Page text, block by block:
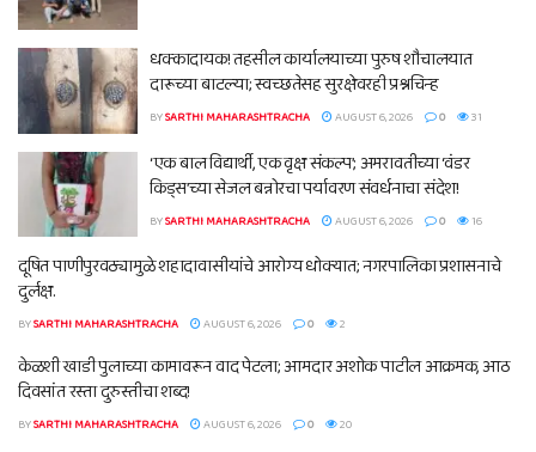
धक्कादायक! तहसील कार्यालयाच्या पुरुष शौचालयात
दारूच्या बाटल्या; स्वच्छतेसह सुरक्षेवरही प्रश्नचिन्ह
BYSARTHI MAHARASHTRACHA AUGUST 6, 2026 0 31
‘एक बाल विद्यार्थी, एक वृक्ष संकल्प’; अमरावतीच्या ‘वंडर
किड्स’च्या सेजल बन्नोरचा पर्यावरण संवर्धनाचा संदेश!
BYSARTHI MAHARASHTRACHA AUGUST 6, 2026 0 16
दूषित पाणीपुरवठ्यामुळे शहादावासीयांचे आरोग्य धोक्यात; नगरपालिका प्रशासनाचे
दुर्लक्ष.
BYSARTHI MAHARASHTRACHA AUGUST 6, 2026 0 2
केळशी खाडी पुलाच्या कामावरून वाद पेटला; आमदार अशोक पाटील आक्रमक, आठ
दिवसांत रस्ता दुरुस्तीचा शब्द!
BYSARTHI MAHARASHTRACHA AUGUST 6, 2026 0 20